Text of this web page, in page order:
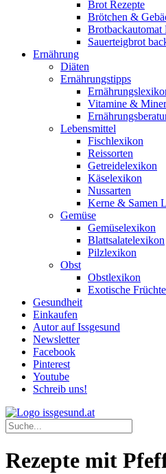
Brot Rezepte
Brötchen &
Brotbackautomat
Sauerteigbrot
Ernährung
Diäten
Ernährungstipps
Vitamine &
Lebensmittel
Fischlexikon
Reissorten
Getreidelexikon
Käselexikon
Nussarten
Kerne & Samen
Gemüse
Gemüselexikon
Blattsalatelexikon
Pilzlexikon
Obst
Obstlexikon
Exotische
Gesundheit
Einkaufen
Autor auf Issgesund
Newsletter
Facebook
Pinterest
Youtube
Schreib uns!
Rezepte mit